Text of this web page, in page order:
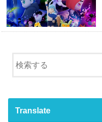
Translate